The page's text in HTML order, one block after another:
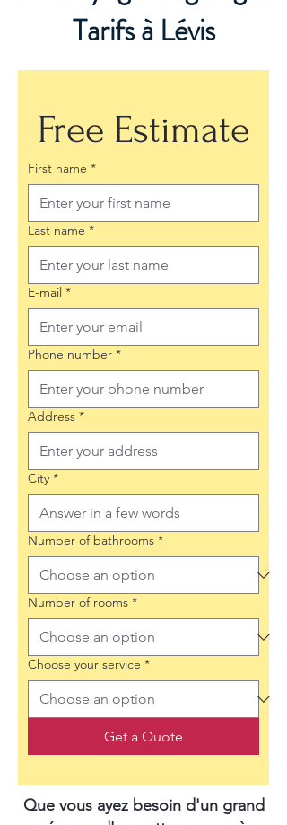
Tarifs à Lévis
Free Estimate
First name *
Last name *
E-mail *
Phone number *
Address *
City *
Number of bathrooms *
Number of rooms *
Choose your service *
Get a Quote
Que vous ayez besoin d'un grand